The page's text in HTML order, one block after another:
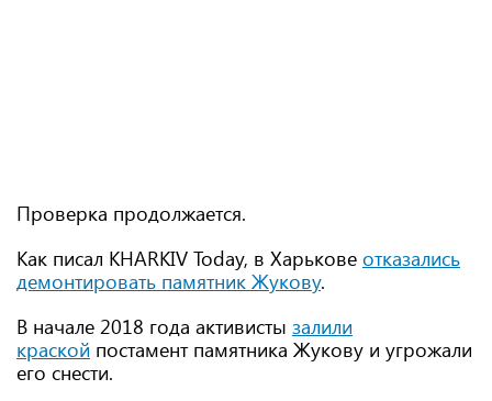
Проверка продолжается.
Как писал KHARKIV Today, в Харькове отказались
демонтировать памятник Жукову.
В начале 2018 года активисты залили
краской постамент памятника Жукову и угрожали
его снести.